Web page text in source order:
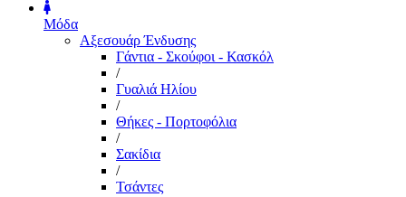
Μόδα
Αξεσουάρ Ένδυσης
Γάντια - Σκούφοι - Κασκόλ
/
Γυαλιά Ηλίου
/
Θήκες - Πορτοφόλια
/
Σακίδια
/
Τσάντες